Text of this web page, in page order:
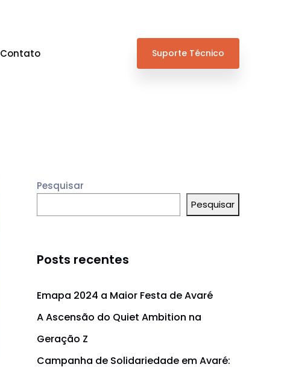
Contato Suporte Técnico
Pesquisar
Pesquisar
Posts recentes
Emapa 2024 a Maior Festa de Avaré
A Ascensão do Quiet Ambition na
Geração Z
Campanha de Solidariedade em Avaré: